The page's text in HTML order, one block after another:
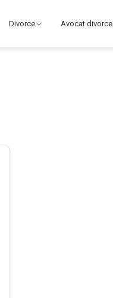
Divorce Avocat divorce